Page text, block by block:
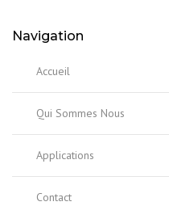
Navigation
Accueil
Qui Sommes Nous
Applications
Contact